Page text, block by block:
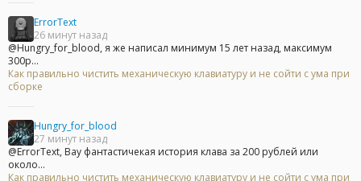
ErrorText
26 минут назад
@Hungry_for_blood, я же написал минимум 15 лет назад, максимум
300р...
Как правильно чистить механическую клавиатуру и не сойти с ума при
сборке
Hungry_for_blood
27 минут назад
@ErrorText, Вау фантастичекая история клава за 200 рублей или
около...
Как правильно чистить механическую клавиатуру и не сойти с ума при